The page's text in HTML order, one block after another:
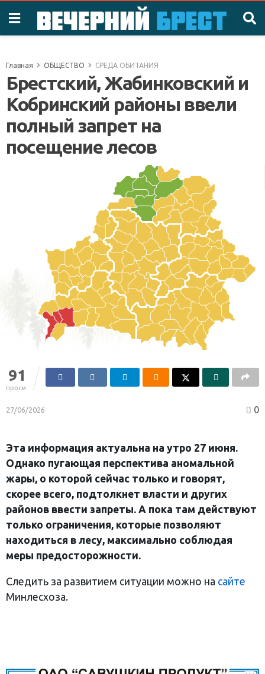
Главная ОБЩЕСТВО СРЕДА ОБИТАНИЯ
Брестский, Жабинковский и
Кобринский районы ввели
полный запрет на
посещение лесов
91
просм.
27/06/2026 0
Эта информация актуальна на утро 27 июня.
Однако пугающая перспектива аномальной
жары, о которой сейчас только и говорят,
скорее всего, подтолкнет власти и других
районов ввести запреты. А пока там действуют
только ограничения, которые позволяют
находиться в лесу, максимально соблюдая
меры предосторожности.
Следить за развитием ситуации можно на сайте
Минлесхоза.